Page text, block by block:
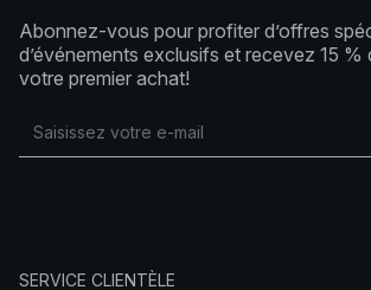
Abonnez-vous pour profiter d’offres
d’événements exclusifs et recevez 15 %
votre premier achat!
SERVICE CLIENTÈLE